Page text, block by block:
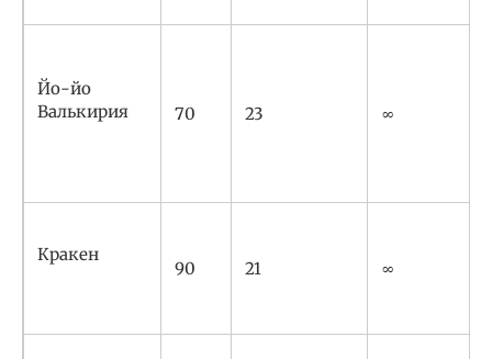
Йо-йо
Валькирия
70 23 ∞
Кракен
90 21 ∞